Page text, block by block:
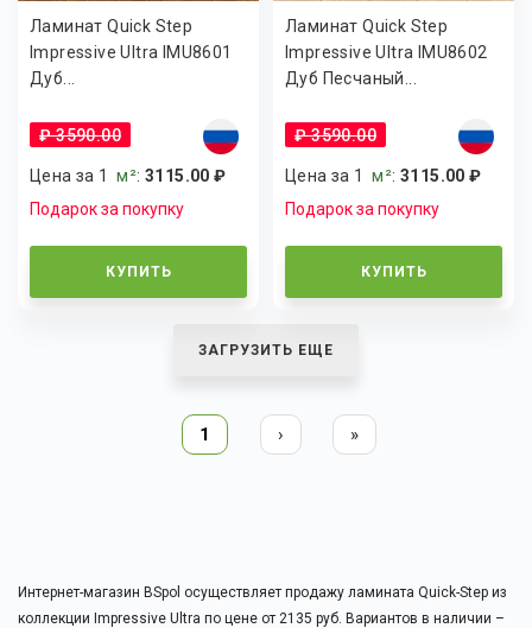
Ламинат Quick Step
Impressive Ultra IMU8601
Дуб...
₽ 3590.00
Цена за 1м²:3115.00 ₽
Подарок за покупку
КУПИТЬ
Ламинат Quick Step
Impressive Ultra IMU8602
Дуб Песчаный...
₽ 3590.00
Цена за 1м²:3115.00 ₽
Подарок за покупку
КУПИТЬ
ЗАГРУЗИТЬ ЕЩЕ
1 › »
Интернет-магазин BSpol осуществляет продажу ламината Quick-Step из
коллекции Impressive Ultra по цене от 2135 руб. Вариантов в наличии –